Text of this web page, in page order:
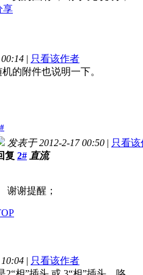
享
| 只看该作者
的附件也说明一下。
#
发表于 2012-2-17 00:50 | 只看该
复 2# 直流
谢谢提醒；
| 只看该作者